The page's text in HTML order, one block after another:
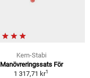
Kern-Stabi
Manövreringssats För
1 317,71 kr1